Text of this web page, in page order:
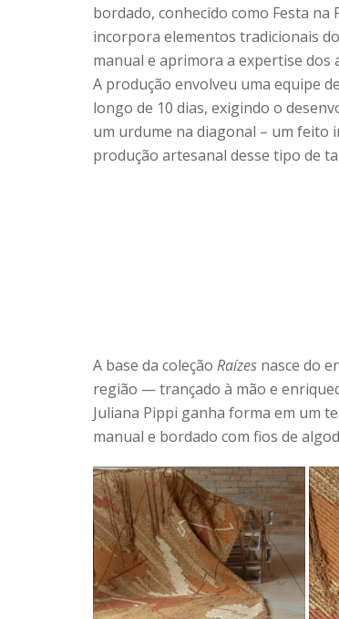
bordado, conhecido como Festa na
incorpora elementos tradicionais
manual e aprimora a expertise dos
A produção envolveu uma equipe
longo de 10 dias, exigindo o
um urdume na diagonal – um feito
produção artesanal desse tipo de
A base da coleção Raízes nasce do
região — trançado à mão e
Juliana Pippi ganha forma em um
manual e bordado com fios de